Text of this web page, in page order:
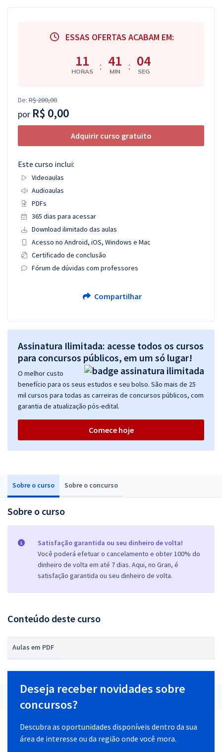
Questões grátis
Aprovados
Atendimento
Sobre o curso Sobre o concurso
Sobre o curso
Satisfação garantida ou seu dinheiro de volta!
Você poderá efetuar o cancelamento e obter 100% do
dinheiro de volta em até 7 dias. Aqui, no Gran, é
satisfação garantida ou seu dinheiro de volta.
Conteúdo deste curso
Aulas em PDF
ESSAS OFERTAS ACABAM EM:
11
HORAS : 41
MIN : 03
SEG
De: R$ 200,00
por R$ 0,00
Adquirir curso gratuito
Este curso inclui:
Videoaulas
Audioaulas
PDFs
365 dias para acessar
Download ilimitado das aulas
Acesso no Android, iOS, Windows e Mac
Certificado de conclusão
Fórum de dúvidas com professores
Compartilhar
Assinatura Ilimitada: acesse todos os cursos
para concursos públicos, em um só lugar!
O melhor custo
benefício para os seus estudos e seu bolso. São mais de 25
mil cursos para todas as carreiras de concursos públicos, com
garantia de atualização pós-edital.
Comece hoje
Deseja receber novidades sobre
concursos?
Descubra as oportunidades disponíveis dentro da sua
área de interesse ou da região onde você mora.